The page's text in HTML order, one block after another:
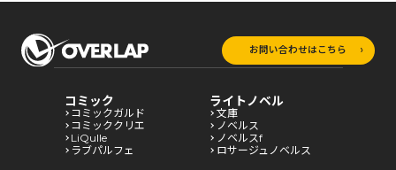
お問い合わせはこちら
コミック
コミックガルド
コミッククリエ
LiQulle
ラブパルフェ
ライトノベル
文庫
ノベルス
ノベルスf
ロサージュノベルス